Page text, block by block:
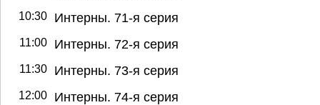
10:30 Интерны. 71-я серия
11:00 Интерны. 72-я серия
11:30 Интерны. 73-я серия
12:00 Интерны. 74-я серия